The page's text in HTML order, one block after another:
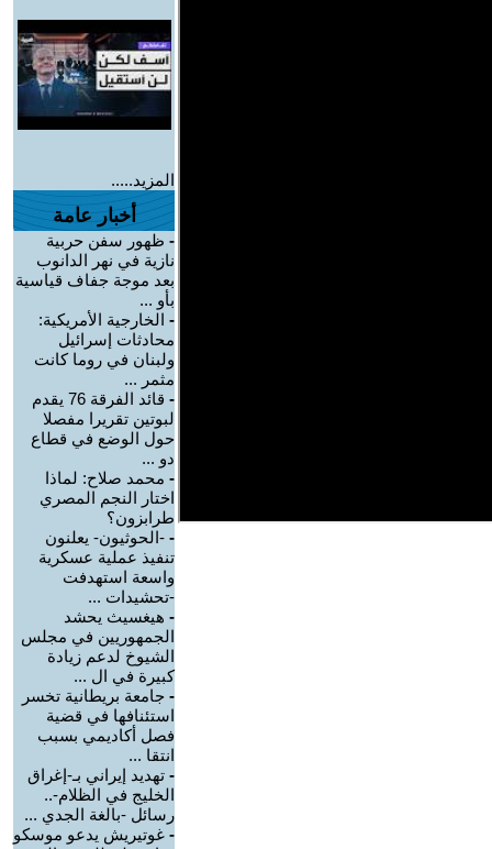
المزيد.....
أخبار عامة
- ظهور سفن حربية
نازية في نهر الدانوب
بعد موجة جفاف قياسية
بأو ...
- الخارجية الأمريكية:
محادثات إسرائيل
ولبنان في روما كانت
مثمر ...
-
قائد الفرقة 76 يقدم
لبوتين تقريرا مفصلا
حول الوضع في قطاع
دو ...
- محمد صلاح: لماذا
اختار النجم المصري
طرابزون؟
- -الحوثيون- يعلنون
تنفيذ عملية عسكرية
واسعة استهدفت
-تحشيدات ...
- هيغسيث يحشد
الجمهوريين في مجلس
الشيوخ لدعم زيادة
كبيرة في ال ...
- جامعة بريطانية تخسر
استئنافها في قضية
فصل أكاديمي بسبب
انتقا ...
- تهديد إيراني بـ-إغراق
الخليج في الظلام-..
رسائل -بالغة الجدي ...
- غوتيريش يدعو موسكو